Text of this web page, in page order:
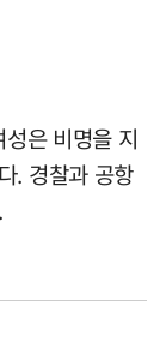
은 비명을 지
. 경찰과 공항